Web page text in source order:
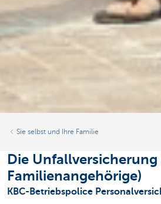
Sie selbst und Ihre Familie
Die Unfallversicherung
Familienangehörige)
KBC-Betriebspolice